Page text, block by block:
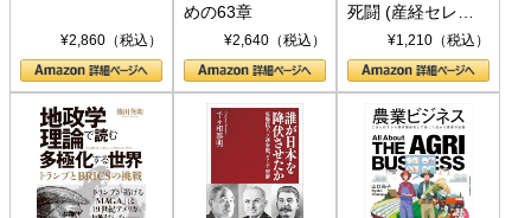
¥2,860（税込）
めの63章
¥2,640（税込）
死闘 (産経セレク
ト S 039)¥1,210（税込）